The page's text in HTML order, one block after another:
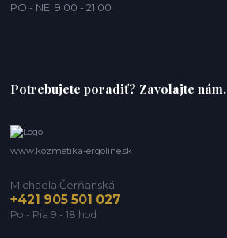
PO - NE 9:00 - 21:00
Potrebujete poradiť? Zavolajte nám.
www.kozmetika-ergoline.sk
Michaela Čerňanská
+421 905 501 027
Po - Pia 9 - 18 hod